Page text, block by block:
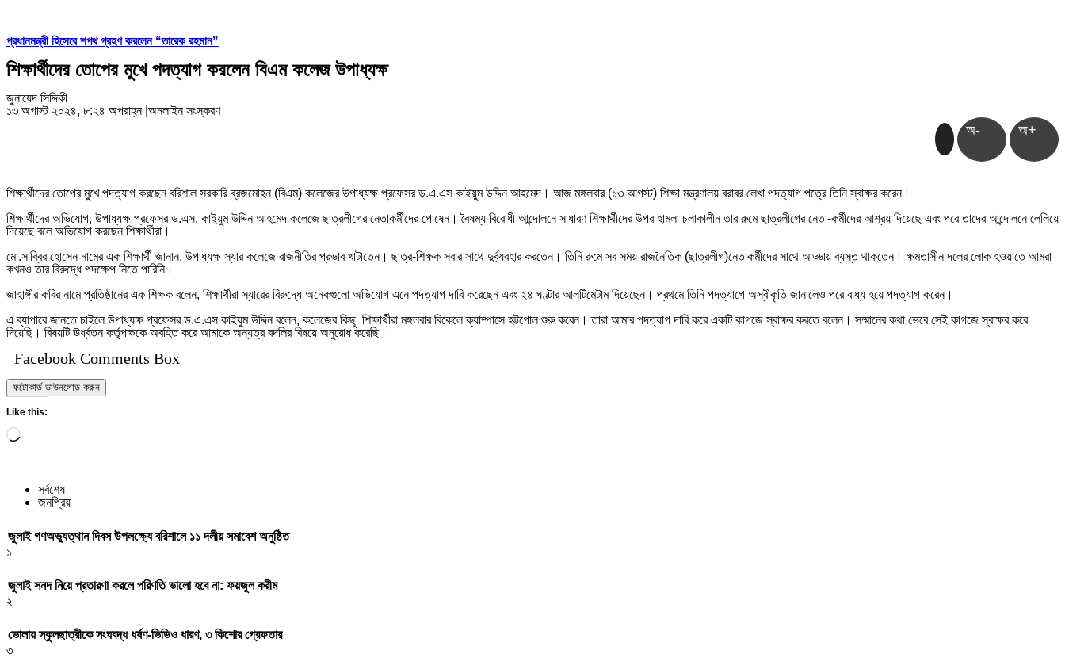
প্রধানমন্ত্রী হিসেবে শপথ গ্রহণ করলেন “তারেক রহমান”
শিক্ষার্থীদের তোপের মুখে পদত্যাগ করলেন বিএম কলেজ উপাধ্যক্ষ
জুনায়েদ সিদ্দিকী
১৩ অগাস্ট ২০২৪, ৮:২৪ অপরাহ্ন অনলাইন সংস্করণ
অ- অ+
শিক্ষার্থীদের তোপের মুখে পদত্যাগ করছেন বরিশাল সরকারি ব্রজমোহন (বিএম) কলেজের উপাধ্যক্ষ প্রফেসর ড.এ.এস কাইয়ুম উদ্দিন আহমেদ। আজ মঙ্গলবার (১৩ আগস্ট) শিক্ষা মন্ত্রণালয় বরাবর লেখা পদত্যাগ পত্রে তিনি স্বাক্ষর করেন।
শিক্ষার্থীদের অভিযোগ, উপাধ্যক্ষ প্রফেসর ড.এস. কাইয়ুম উদ্দিন আহমেদ কলেজে ছাত্রলীগের নেতাকর্মীদের পোষেন। বৈষম্য বিরোধী আন্দোলনে সাধারণ শিক্ষার্থীদের উপর হামলা চলাকালীন তার রুমে ছাত্রলীগের নেতা-কর্মীদের আশ্রয় দিয়েছে এবং পরে তাদের আন্দোলনে লেলিয়ে
দিয়েছে বলে অভিযোগ করছেন শিক্ষার্থীরা।
মো.সাব্বির হোসেন নামের এক শিক্ষার্থী জানান, উপাধ্যক্ষ স্যার কলেজে রাজনীতির প্রভাব খাটাতেন। ছাত্র-শিক্ষক সবার সাথে দুর্ব্যবহার করতেন। তিনি রুমে সব সময় রাজনৈতিক (ছাত্রলীগ)নেতাকর্মীদের সাথে আড্ডায় ব্যস্ত থাকতেন। ক্ষমতাসীন দলের লোক হওয়াতে আমরা
কখনও তার বিরুদ্ধে পদক্ষেপ নিতে পারিনি।
জাহাঙ্গীর কবির নামে প্রতিষ্ঠানের এক শিক্ষক বলেন, শিক্ষার্থীরা স্যারের বিরুদ্ধে অনেকগুলো অভিযোগ এনে পদত্যাগ দাবি করেছেন এবং ২৪ ঘণ্টার আলটিমেটাম দিয়েছেন। প্রথমে তিনি পদত্যাগে অস্বীকৃতি জানালেও পরে বাধ্য হয়ে পদত্যাগ করেন।
এ ব্যাপারে জানতে চাইলে উপাধ্যক্ষ প্রফেসর ড.এ.এস কাইয়ুম উদ্দিন বলেন, কলেজের কিছু শিক্ষার্থীরা মঙ্গলবার বিকেলে ক্যাম্পাসে হট্টগোল শুরু করেন। তারা আমার পদত্যাগ দাবি করে একটি কাগজে স্বাক্ষর করতে বলেন। সম্মানের কথা ভেবে সেই কাগজে স্বাক্ষর করে
দিয়েছি। বিষয়টি ঊর্ধ্বতন কর্তৃপক্ষকে অবহিত করে আমাকে অন্যত্র বদলির বিষয়ে অনুরোধ করেছি।
Facebook Comments Box
ফটোকার্ড ডাউনলোড করুন
Like this:
Loading…
সর্বশেষ
জনপ্রিয়
জুলাই গণঅভ্যুত্থান দিবস উপলক্ষ্যে বরিশালে ১১ দলীয় সমাবেশ অনুষ্ঠিত
১
জুলাই সনদ নিয়ে প্রতারণা করলে পরিণতি ভালো হবে না: ফয়জুল করীম
২
ভোলায় স্কুলছাত্রীকে সংঘবদ্ধ ধর্ষণ-ভিডিও ধারণ, ৩ কিশোর গ্রেফতার
৩